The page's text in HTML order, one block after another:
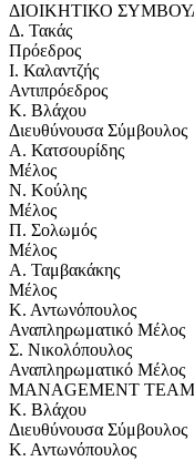
ΔΙΟΙΚΗΤΙΚΟ
Δ. Τακάς
Πρόεδρος
Ι. Καλαντζής
Αντιπρόεδρος
Κ. Βλάχου
Διευθύνoυσα Σύμβουλος
Α. Κατσουρίδης
Μέλος
Ν. Κούλης
Μέλος
Π. Σολωμός
Μέλος
Α. Ταμβακάκης
Μέλος
Κ. Αντωνόπουλος
Αναπληρωματικό Μέλος
Σ. Νικολόπουλος
Αναπληρωματικό Μέλος
MANAGEMENT TEAM
Κ. Βλάχου
Διευθύνουσα Σύμβουλος
Κ. Αντωνόπουλος